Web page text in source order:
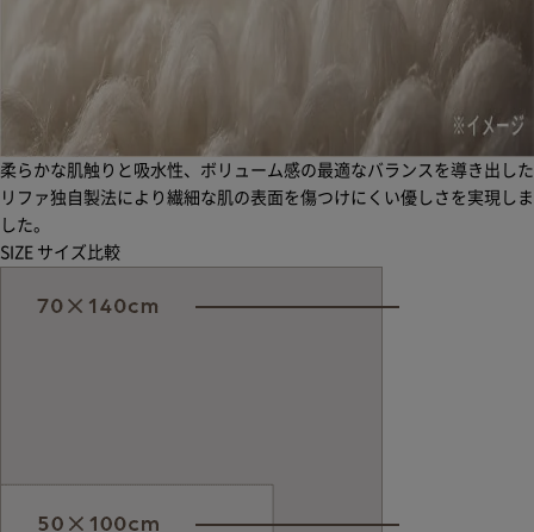
柔らかな肌触りと吸水性、ボリューム感の最適なバランスを導き出した
リファ独自製法により繊細な肌の表面を傷つけにくい優しさを実現しま
した。
SIZE サイズ比較